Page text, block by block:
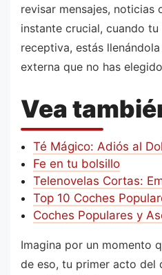
revisar mensajes, noticias
instante crucial, cuando
receptiva, estás
externa que no has
Vea
Té Mágico: Adiós al
Fe en tu bolsillo
Telenovelas Cortas:
Top 10 Coches
Coches Populares y
Imagina por un momento
de eso, tu primer acto del